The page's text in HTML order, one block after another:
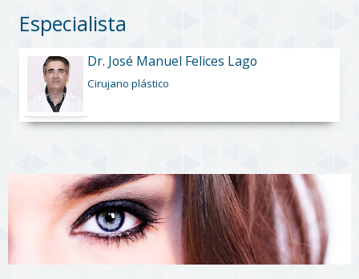
Especialista
Dr. José Manuel Felices Lago
Cirujano plástico